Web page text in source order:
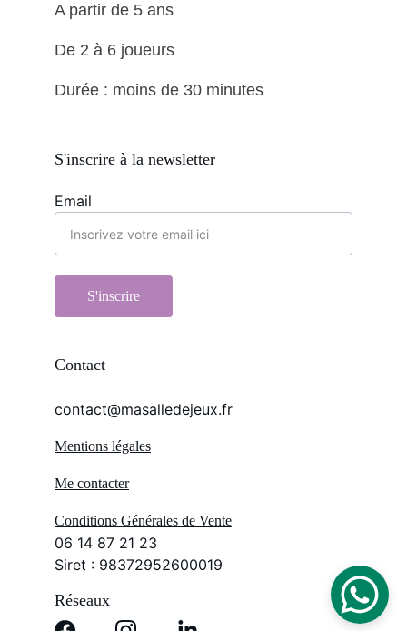
A partir de 5 ans
De 2 à 6 joueurs
Durée : moins de 30 minutes
Contact
Email
S'inscrire
contact@masalledejeux.fr
Réseaux
S'inscrire à la newsletter
06 14 87 21 23
Siret : 98372952600019
Mentions légales
Conditions Générales de Vente
Me contacter